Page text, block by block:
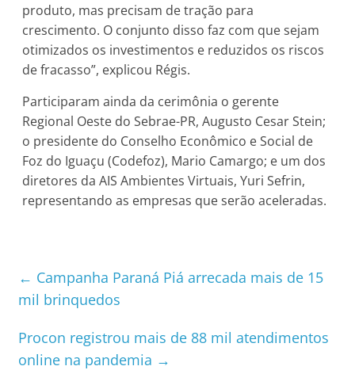
produto, mas precisam de tração para
crescimento. O conjunto disso faz com que sejam
otimizados os investimentos e reduzidos os riscos
de fracasso”, explicou Régis.
Participaram ainda da cerimônia o gerente
Regional Oeste do Sebrae-PR, Augusto Cesar Stein;
o presidente do Conselho Econômico e Social de
Foz do Iguaçu (Codefoz), Mario Camargo; e um dos
diretores da AIS Ambientes Virtuais, Yuri Sefrin,
representando as empresas que serão aceleradas.
← Campanha Paraná Piá arrecada mais de 15
mil brinquedos
Procon registrou mais de 88 mil atendimentos
online na pandemia →